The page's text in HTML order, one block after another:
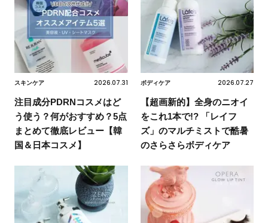
スキンケア 2026.07.31
注目成分PDRNコスメはど
う使う？何がおすすめ？5点
まとめて徹底レビュー【韓
国＆日本コスメ】
ボディケア 2026.07.27
【超画新的】全身のニオイ
をこれ1本で!? 「レイフ
ズ」のマルチミストで酷暑
のさらさらボディケア